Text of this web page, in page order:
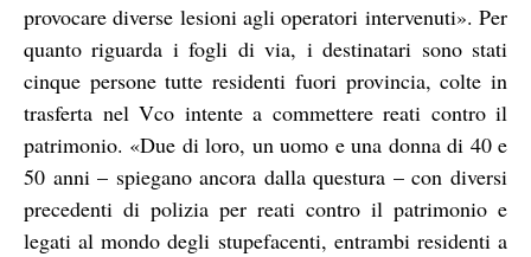
provocare diverse lesioni agli operatori intervenuti». Per
quanto riguarda i fogli di via, i destinatari sono stati
cinque persone tutte residenti fuori provincia, colte in
trasferta nel Vco intente a commettere reati contro il
patrimonio. «Due di loro, un uomo e una donna di 40 e
50 anni – spiegano ancora dalla questura – con diversi
precedenti di polizia per reati contro il patrimonio e
legati al mondo degli stupefacenti, entrambi residenti a